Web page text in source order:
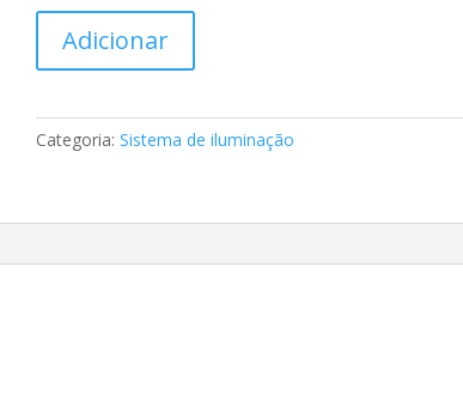
Farol
Mercedes
Adicionar
Categoria:Sistema de iluminação